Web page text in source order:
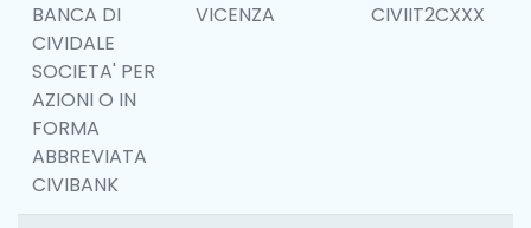
BANCA DI
CIVIDALE
SOCIETA' PER
AZIONI O IN
FORMA
ABBREVIATA
CIVIBANK
VICENZA CIVIIT2CXXX